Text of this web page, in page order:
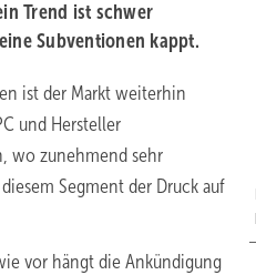
Trend ist schwer
Subventionen kappt.
ist der Markt weiterhin
und Hersteller
wo zunehmend sehr
Segment der Druck auf
vor hängt die Ankündigung